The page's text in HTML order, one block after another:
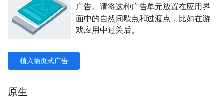
广告。请将这种广告单元放置在应用界
面中的自然间歇点和过渡点，比如在游
戏应用中过关后。
植入插页式广告
原生